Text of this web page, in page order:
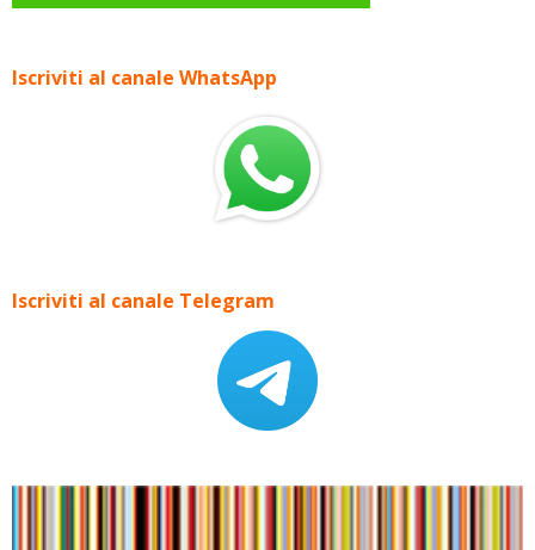
Iscriviti al canale WhatsApp
Iscriviti al canale Telegram